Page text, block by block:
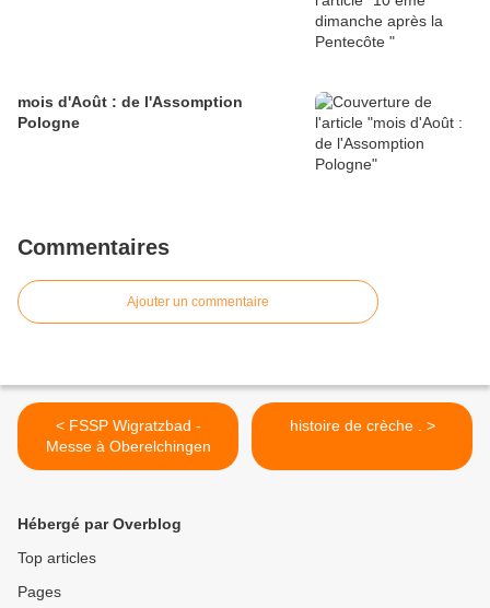
mois d'Août : de l'Assomption
Pologne
Commentaires
Ajouter un commentaire
< FSSP Wigratzbad -
Messe à Oberelchingen
histoire de crèche . >
Hébergé par Overblog
Top articles
Pages